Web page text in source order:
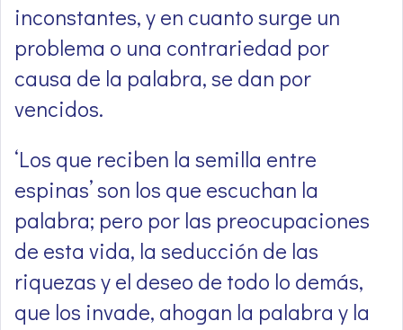
inconstantes, y en cuanto surge un
problema o una contrariedad por
causa de la palabra, se dan por
vencidos.
‘Los que reciben la semilla entre
espinas’ son los que escuchan la
palabra; pero por las preocupaciones
de esta vida, la seducción de las
riquezas y el deseo de todo lo demás,
que los invade, ahogan la palabra y la